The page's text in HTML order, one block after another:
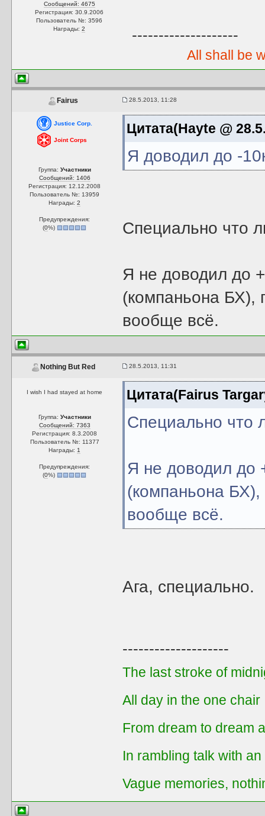
Сообщений: 4675
Регистрация: 30.9.2006
Пользователь №: 3596
Награды:2 --------------------
All shall be
Fairus 28.5.2013, 11:28
Justice Corp.
Joint Corps
Группа: Участники
Сообщений: 1406
Регистрация: 12.12.2008
Пользователь №: 13959
Награды:2
Предупреждения:
(0%)
Цитата(Hayte @
Я доводил до -
Специально что
Я не доводил до
(компаньона БХ),
вообще всё.
Nothing But Red 28.5.2013, 11:31
I wish I had stayed at home
Группа: Участники
Сообщений: 7363
Регистрация: 8.3.2008
Пользователь №: 11377
Награды: 1
Предупреждения:
(0%)
Цитата(Fairus
Специально что
Я не доводил
(компаньона БХ),
вообще всё.
Ага, специально.
--------------------
The last stroke of
All day in the one chair
From dream to dream
In rambling talk with
Vague memories,